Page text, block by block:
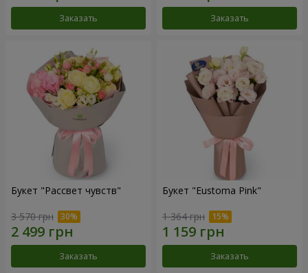
Заказать Заказать
Букет "Рассвет чувств"
3 570 грн
Заказать
Букет "Eustoma Pink"
1 364 грн
Заказать